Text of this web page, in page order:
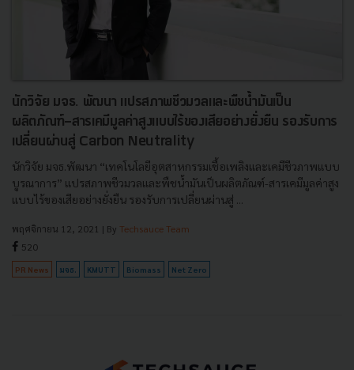
นักวิจัย มจธ. พัฒนา แปรสภาพชีวมวลและพืชน้ำมันเป็น
ผลิตภัณฑ์-สารเคมีมูลค่าสูงแบบไร้ของเสียอย่างยั่งยืน รองรับการ
เปลี่ยนผ่านสู่ Carbon Neutrality
นักวิจัย มจธ.พัฒนา “เทคโนโลยีอุตสาหกรรมเชื้อเพลิงและเคมีชีวภาพแบบ
บูรณาการ” แปรสภาพชีวมวลและพืชน้ำมันเป็นผลิตภัณฑ์-สารเคมีมูลค่าสูง
แบบไร้ของเสียอย่างยั่งยืน รองรับการเปลี่ยนผ่านสู่ ...
พฤศจิกายน 12, 2021 | By Techsauce Team
520
PR News มจธ. KMUTT Biomass Net Zero